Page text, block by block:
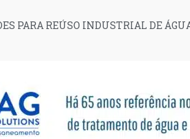
PARA REÚSO INDUSTRIAL DE